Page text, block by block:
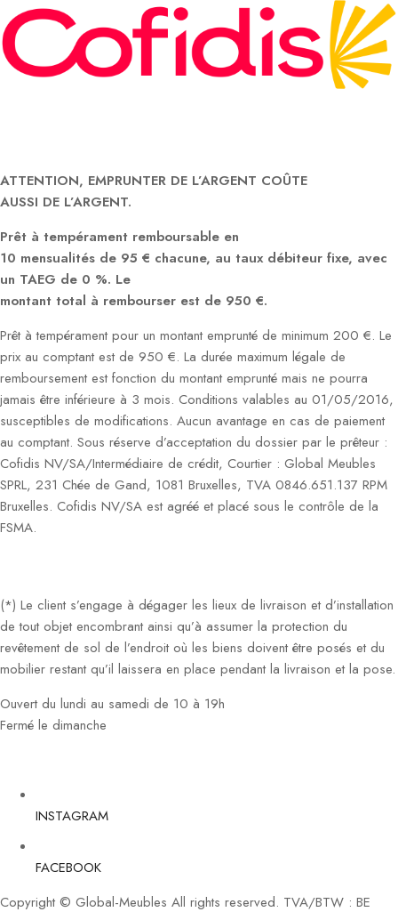
ATTENTION, EMPRUNTER DE L’ARGENT COÛTE
AUSSI DE L’ARGENT.
Prêt à tempérament remboursable en
10 mensualités de 95 € chacune, au taux débiteur fixe, avec
un TAEG de 0 %. Le
montant total à rembourser est de 950 €.
Prêt à tempérament pour un montant emprunté de minimum 200 €. Le
prix au comptant est de 950 €. La durée maximum légale de
remboursement est fonction du montant emprunté mais ne pourra
jamais être inférieure à 3 mois. Conditions valables au 01/05/2016,
susceptibles de modifications. Aucun avantage en cas de paiement
au comptant. Sous réserve d’acceptation du dossier par le prêteur :
Cofidis NV/SA/Intermédiaire de crédit, Courtier : Global Meubles
SPRL, 231 Chée de Gand, 1081 Bruxelles, TVA 0846.651.137 RPM
Bruxelles. Cofidis NV/SA est agréé et placé sous le contrôle de la
FSMA.
(*) Le client s’engage à dégager les lieux de livraison et d’installation
de tout objet encombrant ainsi qu’à assumer la protection du
revêtement de sol de l’endroit où les biens doivent être posés et du
mobilier restant qu’il laissera en place pendant la livraison et la pose.
Ouvert du lundi au samedi de 10 à 19h
Fermé le dimanche
INSTAGRAM
FACEBOOK
Copyright © Global-Meubles All rights reserved. TVA/BTW : BE